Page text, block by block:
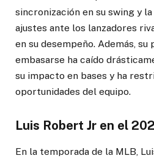
sincronización en su swing y
ajustes ante los lanzadores
en su desempeño. Además,
embasarse ha caído
su impacto en bases y ha
oportunidades del equipo.
Luis Robert Jr en el
En la temporada de la MLB,